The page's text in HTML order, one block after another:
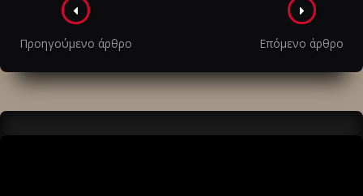
Πλοήγηση
στα
άρθρα
Προηγούμενο άρθρο Επόμενο άρθρο